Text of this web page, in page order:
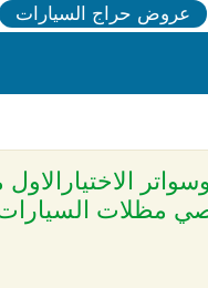
عروض حراج السيارات
مظلات